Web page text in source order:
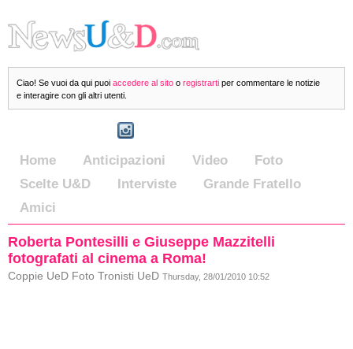
Ciao! Se vuoi da qui puoi accedere al sito o registrarti per commentare le notizie
e interagire con gli altri utenti.
Home Anticipazioni Video
Foto
Scelte U&D
Interviste
Grande Fratello
Amici
Roberta Pontesilli e Giuseppe Mazzitelli
fotografati al cinema a Roma!
Coppie UeD Foto Tronisti UeD Thursday, 28/01/2010 10:52